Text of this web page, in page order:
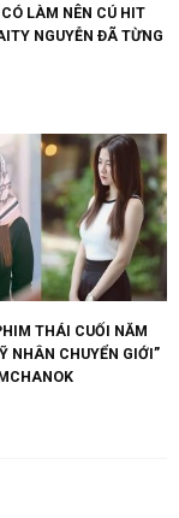
LÀM NÊN CÚ HIT
NGUYỄN ĐÃ TỪNG
THÁI CUỐI NĂM
NHÂN CHUYỂN GIỚI”